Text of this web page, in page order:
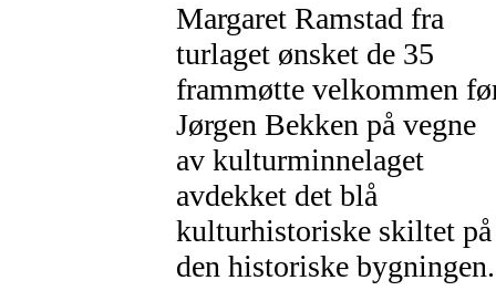
Margaret Ramstad fra
turlaget ønsket de 35
frammøtte velkommen
Jørgen Bekken på vegne
av kulturminnelaget
avdekket det blå
kulturhistoriske skiltet på
den historiske bygningen.